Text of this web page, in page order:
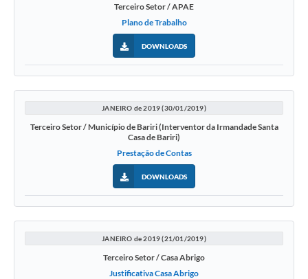
Terceiro Setor / APAE
Plano de Trabalho
DOWNLOADS
JANEIRO de 2019 (30/01/2019)
Terceiro Setor / Município de Bariri (Interventor da Irmandade Santa
Casa de Bariri)
Prestação de Contas
DOWNLOADS
JANEIRO de 2019 (21/01/2019)
Terceiro Setor / Casa Abrigo
Justificativa Casa Abrigo